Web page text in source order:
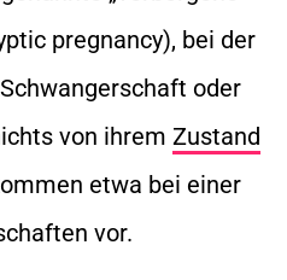
pregnancy), bei der
oder
von ihrem Zustand
etwa bei einer
vor.